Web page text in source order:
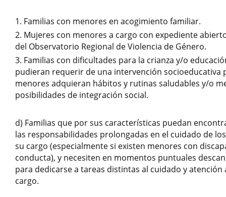
Familias con menores en acogimiento familiar.
Mujeres con menores a cargo con expediente
del Observatorio Regional de Violencia de Género.
Familias con dificultades para la crianza y/o
pudieran requerir de una intervención socioeducativa
menores adquieran hábitos y rutinas saludables y/o
posibilidades de integración social.
d) Familias que por sus características puedan
las responsabilidades prolongadas en el cuidado de
su cargo (especialmente si existen menores con
conducta), y necesiten en momentos puntuales
para dedicarse a tareas distintas al cuidado y atención
cargo.